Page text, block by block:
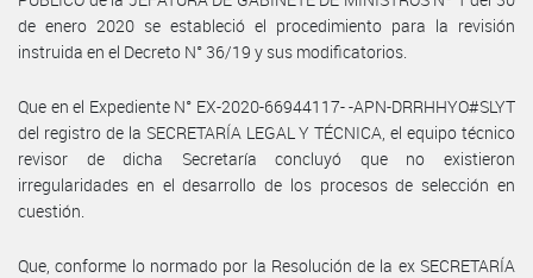
de enero 2020 se estableció el procedimiento para la revisión
instruida en el Decreto N° 36/19 y sus modificatorios.
Que en el Expediente N° EX-2020-66944117- -APN-DRRHHYO#SLYT
del registro de la SECRETARÍA LEGAL Y TÉCNICA, el equipo técnico
revisor de dicha Secretaría concluyó que no existieron
irregularidades en el desarrollo de los procesos de selección en
cuestión.
Que, conforme lo normado por la Resolución de la ex SECRETARÍA